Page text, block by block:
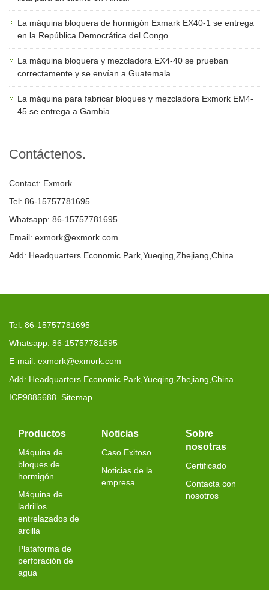
La máquina bloquera de hormigón Exmark EX40-1 se entrega
en la República Democrática del Congo
La máquina bloquera y mezcladora EX4-40 se prueban
correctamente y se envían a Guatemala
La máquina para fabricar bloques y mezcladora Exmork EM4-
45 se entrega a Gambia
Contáctenos.
Contact: Exmork
Tel: 86-15757781695
Whatsapp: 86-15757781695
Email: exmork@exmork.com
Add: Headquarters Economic Park,Yueqing,Zhejiang,China
Tel: 86-15757781695
Whatsapp: 86-15757781695
E-mail: exmork@exmork.com
Add: Headquarters Economic Park,Yueqing,Zhejiang,China
ICP9885688 Sitemap
Productos
Máquina de
bloques de
hormigón
Máquina de
ladrillos
entrelazados de
arcilla
Plataforma de
perforación de
agua
Noticias
Caso Exitoso
Noticias de la
empresa
Sobre
nosotras
Certificado
Contacta con
nosotros